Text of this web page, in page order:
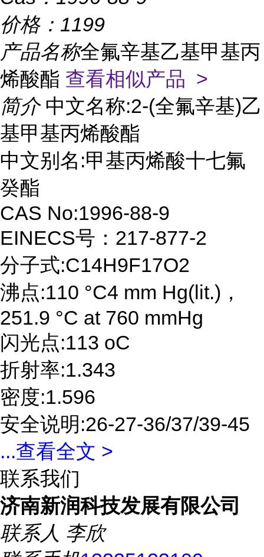
价格： 1199
产品名称全氟辛基乙基甲基丙
烯酸酯 查看相似产品 >
简介 中文名称:2-(全氟辛基)乙
基甲基丙烯酸酯
中文别名:甲基丙烯酸十七氟
癸酯
CAS No:1996-88-9
EINECS号：217-877-2
分子式:C14H9F17O2
沸点:110 °C4 mm Hg(lit.)，
251.9 °C at 760 mmHg
闪光点:113 oC
折射率:1.343
密度:1.596
安全说明:26-27-36/37/39-45
...查看全文 >
联系我们
济南新润科技发展有限公司
联系人 李欣